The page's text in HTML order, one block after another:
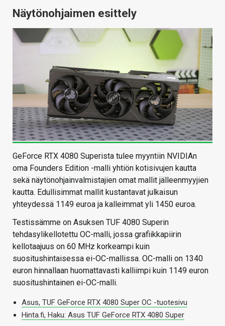
Näytönohjaimen esittely
GeForce RTX 4080 Superista tulee myyntiin NVIDIAn
oma Founders Edition -malli yhtiön kotisivujen kautta
sekä näytönohjainvalmistajien omat mallit jälleenmyyjien
kautta. Edullisimmat mallit kustantavat julkaisun
yhteydessä 1149 euroa ja kalleimmat yli 1450 euroa.
Testissämme on Asuksen TUF 4080 Superin
tehdasylikellotettu OC-malli, jossa grafiikkapiirin
kellotaajuus on 60 MHz korkeampi kuin
suositushintaisessa ei-OC-mallissa. OC-malli on 1340
euron hinnallaan huomattavasti kalliimpi kuin 1149 euron
suositushintainen ei-OC-malli.
Asus, TUF GeForce RTX 4080 Super OC -tuotesivu
Hinta.fi, Haku: Asus TUF GeForce RTX 4080 Super